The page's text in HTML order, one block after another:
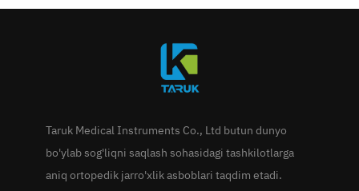
Taruk Medical Instruments Co., Ltd butun dunyo
bo'ylab sog'liqni saqlash sohasidagi tashkilotlarga
aniq ortopedik jarro'xlik asboblari taqdim etadi.